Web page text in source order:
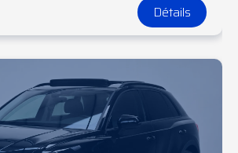
Détails